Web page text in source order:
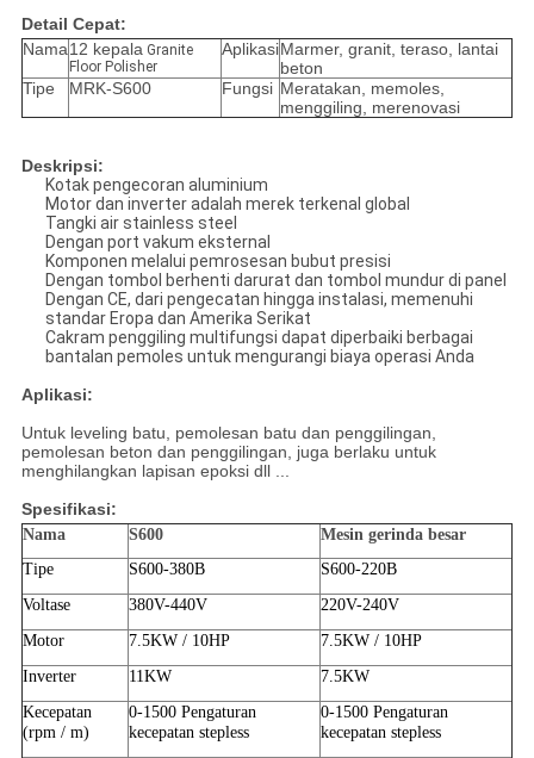
Detail Cepat:
Nama12 kepalaGranite
Floor Polisher
AplikasiMarmer, granit, teraso, lantai
beton
Tipe
MRK-S600 Fungsi Meratakan, memoles,
menggiling, merenovasi
Deskripsi:
Kotak pengecoran aluminium
Motor dan inverter adalah merek terkenal global
Tangki air stainless steel
Dengan port vakum eksternal
Komponen melalui pemrosesan bubut presisi
Dengan tombol berhenti darurat dan tombol mundur di panel
Dengan CE, dari pengecatan hingga instalasi, memenuhi
standar Eropa dan Amerika Serikat
Cakram penggiling multifungsi dapat diperbaiki berbagai
bantalan pemoles untuk mengurangi biaya operasi Anda
Aplikasi:
Untuk leveling batu, pemolesan batu dan penggilingan,
pemolesan beton dan penggilingan, juga berlaku untuk
menghilangkan lapisan epoksi dll ...
Spesifikasi:
Nama S600
Mesin gerinda besar
Tipe
S600-380B
S600-220B
Voltase
380V-440V
220V-240V
Motor
7.5KW / 10HP
7.5KW / 10HP
Inverter
11KW
7.5KW
Kecepatan
(rpm / m)
0-1500 Pengaturan
kecepatan stepless
0-1500 Pengaturan
kecepatan stepless